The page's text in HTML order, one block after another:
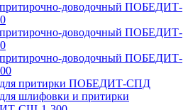
доводочный ПОБЕДИТ-
доводочный ПОБЕДИТ-
доводочный ПОБЕДИТ-
притирки ПОБЕДИТ‑СПД
шлифовки и притирки